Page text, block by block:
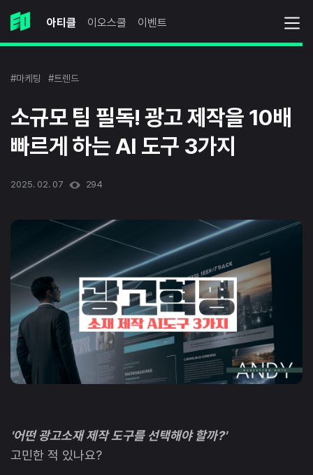
아티클 이오스쿨 이벤트
#마케팅 #트렌드
소규모 팀 필독! 광고 제작을 10배
빠르게 하는 AI 도구 3가지
2025. 02. 07 294
'어떤 광고소재 제작 도구를 선택해야 할까?'
고민한 적 있나요?